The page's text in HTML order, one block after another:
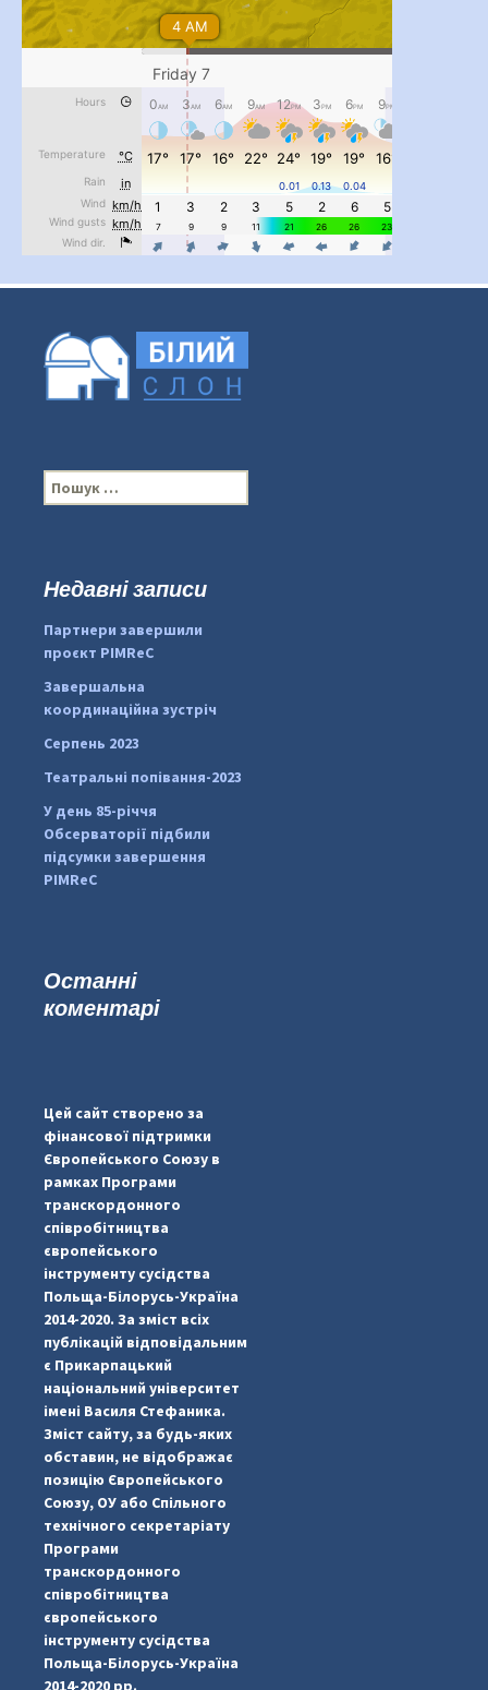
#PipIvanToday...
#PipIvanToday
pimrec_project
#PipIvanToday
П
о
:Недавні записи
Партнери завершили
проєкт PIMReC
Завершальна
координаційна зустріч
Серпень 2023
Театральні попівання-2023
У день 85-річчя
Обсерваторії підбили
підсумки завершення
PIMReC
Останні
коментарі
Цей сайт створено за
фінансової підтримки
Європейського Союзу в
рамках Програми
транскордонного
співробітництва
європейського
інструменту сусідства
Польща-Білорусь-Україна
2014-2020. За зміст всіх
публікацій відповідальним
є Прикарпацький
національний університет
імені Василя Стефаника.
Зміст сайту, за будь-яких
обставин, не відображає
позицію Європейського
Союзу, ОУ або Спільного
технічного секретаріату
Програми
транскордонного
співробітництва
європейського
інструменту сусідства
Польща-Білорусь-Україна
2014-2020 рр.